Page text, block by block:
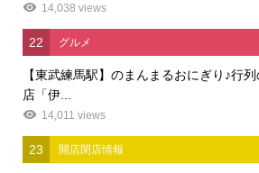
14,038 views
22 グルメ
【東武練馬駅】のまんまるおにぎり♪行
店「伊...
14,011 views
23 開店閉店情報